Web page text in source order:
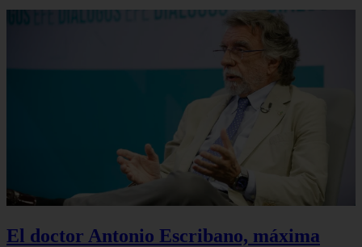
El doctor Antonio Escribano, máxima